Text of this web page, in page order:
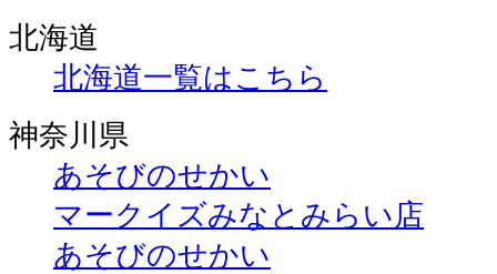
北海道
北海道一覧はこちら
神奈川県
あそびのせかい
マークイズみなとみらい店
あそびのせかい